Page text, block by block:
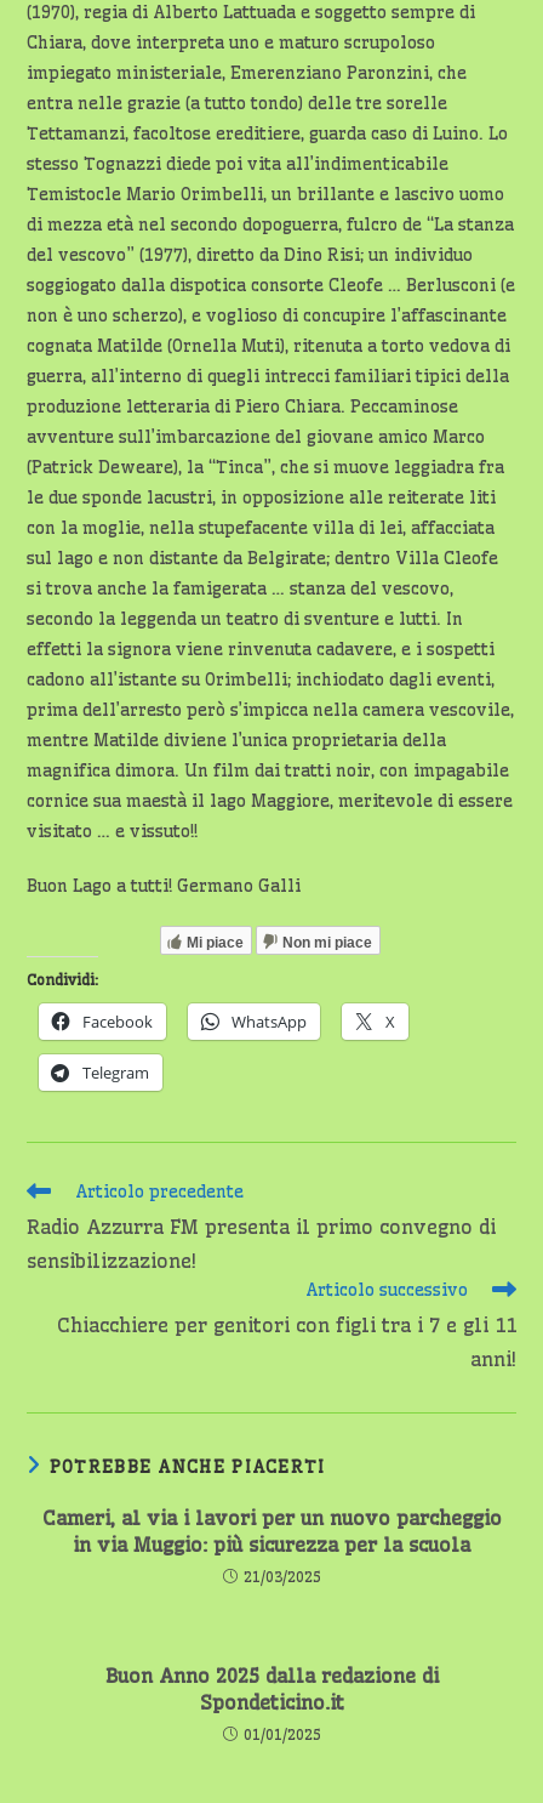
(1970), regia di Alberto Lattuada e soggetto sempre di
Chiara, dove interpreta uno e maturo scrupoloso
impiegato ministeriale, Emerenziano Paronzini, che
entra nelle grazie (a tutto tondo) delle tre sorelle
Tettamanzi, facoltose ereditiere, guarda caso di Luino. Lo
stesso Tognazzi diede poi vita all’indimenticabile
Temistocle Mario Orimbelli, un brillante e lascivo uomo
di mezza età nel secondo dopoguerra, fulcro de “La stanza
del vescovo” (1977), diretto da Dino Risi; un individuo
soggiogato dalla dispotica consorte Cleofe … Berlusconi (e
non è uno scherzo), e voglioso di concupire l’affascinante
cognata Matilde (Ornella Muti), ritenuta a torto vedova di
guerra, all’interno di quegli intrecci familiari tipici della
produzione letteraria di Piero Chiara. Peccaminose
avventure sull’imbarcazione del giovane amico Marco
(Patrick Deweare), la “Tinca”, che si muove leggiadra fra
le due sponde lacustri, in opposizione alle reiterate liti
con la moglie, nella stupefacente villa di lei, affacciata
sul lago e non distante da Belgirate; dentro Villa Cleofe
si trova anche la famigerata … stanza del vescovo,
secondo la leggenda un teatro di sventure e lutti. In
effetti la signora viene rinvenuta cadavere, e i sospetti
cadono all’istante su Orimbelli; inchiodato dagli eventi,
prima dell’arresto però s’impicca nella camera vescovile,
mentre Matilde diviene l’unica proprietaria della
magnifica dimora. Un film dai tratti noir, con impagabile
cornice sua maestà il lago Maggiore, meritevole di essere
visitato … e vissuto!!
Buon Lago a tutti! Germano Galli
Mi piace Non mi piace
Condividi:
Facebook WhatsApp X
Telegram
Leggi
articoli
Articolo precedente
Radio Azzurra FM presenta il primo convegno di
sensibilizzazione!
Articolo successivo
Chiacchiere per genitori con figli tra i 7 e gli 11
anni!
POTREBBE ANCHE PIACERTI
Cameri, al via i lavori per un nuovo parcheggio
in via Muggio: più sicurezza per la scuola
21/03/2025
Buon Anno 2025 dalla redazione di
Spondeticino.it
01/01/2025